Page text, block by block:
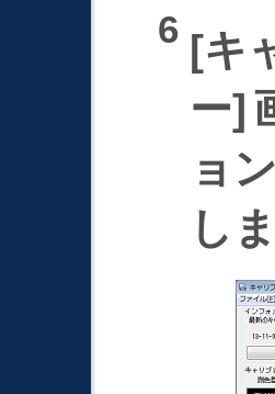
キ
ー
ョ
し